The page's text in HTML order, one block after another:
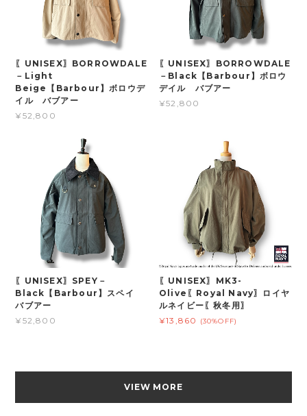
〖UNISEX〗BORROWDALE
－Light
Beige【Barbour】ボロウデ
イル バブアー
¥52,800
〖UNISEX〗BORROWDALE
－Black【Barbour】ボロウ
デイル バブアー
¥52,800
〖UNISEX〗SPEY－
Black【Barbour】スペイ
バブアー
¥52,800
〖UNISEX〗MK3-
Olive〖Royal Navy〗ロイヤ
ルネイビー〖秋冬用〗
¥13,860
(30%OFF)
VIEW MORE